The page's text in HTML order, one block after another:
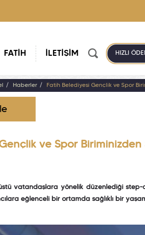
FATİH İLETİŞİM HIZLI
Haberler Fatih Belediyesi Gençlik ve Spor
ve Spor Biriminizden
vatandaşlara yönelik düzenlediği
eğlenceli bir ortamda sağlıklı bir